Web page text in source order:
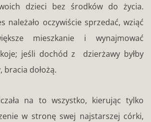
dzieci bez środków do życia.
należało oczywiście sprzedać, wziąć
mieszkanie i wynajmować
jeśli dochód z dzierżawy byłby
bracia dołożą.
na to wszystko, kierując tylko
w stronę swej najstarszej córki,